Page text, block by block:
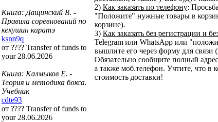
Книга: Дащинский В. -
Правила соревнований по
кекушин каратэ
ksnn9q
от ???? Transfer of funds to
your 28.06.2026
Книга: Калмыков Е. -
Теория и методика бокса.
Учебник
cdte93
от ???? Transfer of funds to
your 28.06.2026
2) Как заказать по телефону:
"Положите" нужные товары в
корзине).
3) Как заказать без регистрации и
Telegram или WhatsApp или
вышлите его через форму для связи
Обязательно сообщите полный
а также моб.телефон. Учтите, что в
стоимость доставки!